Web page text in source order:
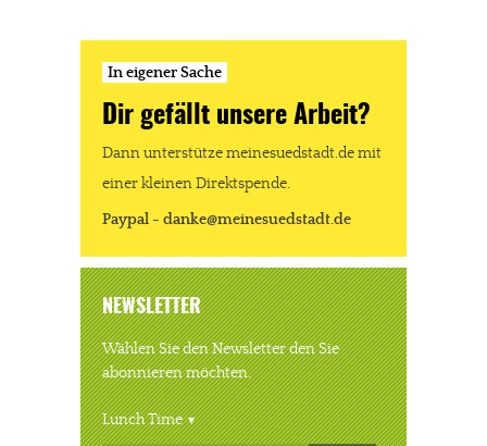
In eigener Sache
Dir gefällt unsere Arbeit?
Dann unterstütze meinesuedstadt.de mit
einer kleinen Direktspende.
Paypal - danke@meinesuedstadt.de
NEWSLETTER
Wählen Sie den Newsletter den Sie
abonnieren möchten.
Lunch Time